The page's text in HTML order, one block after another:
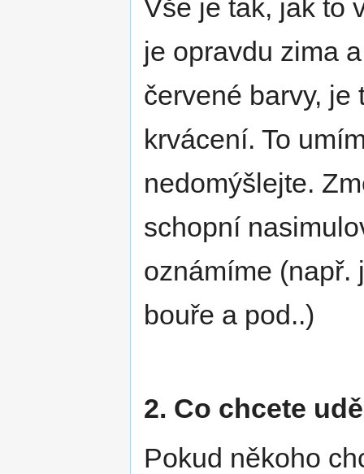
Vše je tak, jak to
je opravdu zima
červené barvy,
krvácení. To
nedomýšlejte.
schopní
oznámíme (např.
bouře a pod..)
2. Co chcete
Pokud někoho